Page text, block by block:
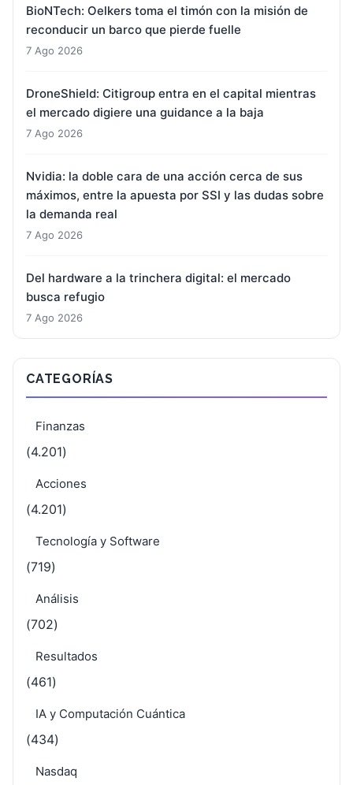
BioNTech: Oelkers toma el timón con la misión de
reconducir un barco que pierde fuelle
7 Ago 2026
DroneShield: Citigroup entra en el capital mientras
el mercado digiere una guidance a la baja
7 Ago 2026
Nvidia: la doble cara de una acción cerca de sus
máximos, entre la apuesta por SSI y las dudas sobre
la demanda real
7 Ago 2026
Del hardware a la trinchera digital: el mercado
busca refugio
7 Ago 2026
CATEGORÍAS
Finanzas
(4.201)
Acciones
(4.201)
Tecnología y Software
(719)
Análisis
(702)
Resultados
(461)
IA y Computación Cuántica
(434)
Nasdaq